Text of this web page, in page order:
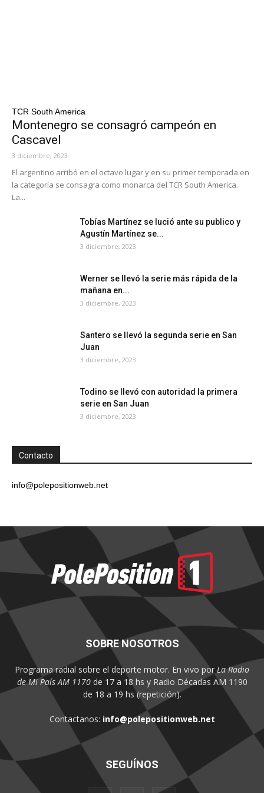
TCR South America
Montenegro se consagró campeón en
Cascavel
3 diciembre, 2023
El argentino arribó en el octavo lugar y en su primer temporada en
la categoría se consagra como monarca del TCR South America.
La...
Tobías Martínez se lució ante su publico y
Agustín Martínez se...
3 diciembre, 2023
Werner se llevó la serie más rápida de la
mañana en...
3 diciembre, 2023
Santero se llevó la segunda serie en San
Juan
3 diciembre, 2023
Todino se llevó con autoridad la primera
serie en San Juan
3 diciembre, 2023
Contacto
info@polepositionweb.net
SOBRE NOSOTROS
Programa radial sobre el deporte motor. En vivo por La Radio
de Mi País AM 1170de 17 a 18 hs y Radio Décadas AM 1190
de 18 a 19 hs (repetición).
Contactanos: info@polepositionweb.net
SEGUÍNOS